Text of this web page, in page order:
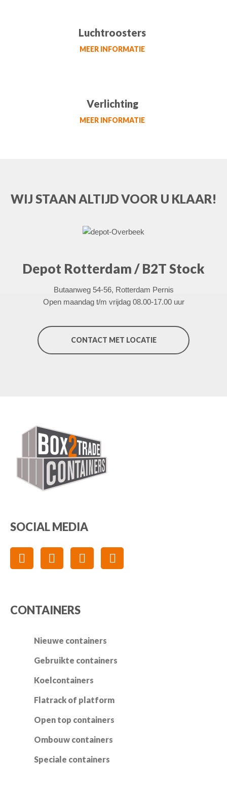
Luchtroosters
MEER INFORMATIE
Verlichting
MEER INFORMATIE
WIJ STAAN ALTIJD VOOR U KLAAR!
Depot Rotterdam / B2T Stock
Butaanweg 54-56, Rotterdam Pernis
Open maandag t/m vrijdag 08.00-17.00 uur
CONTACT MET LOCATIE
SOCIAL MEDIA
CONTAINERS
Nieuwe containers
Gebruikte containers
Koelcontainers
Flatrack of platform
Open top containers
Ombouw containers
Speciale containers